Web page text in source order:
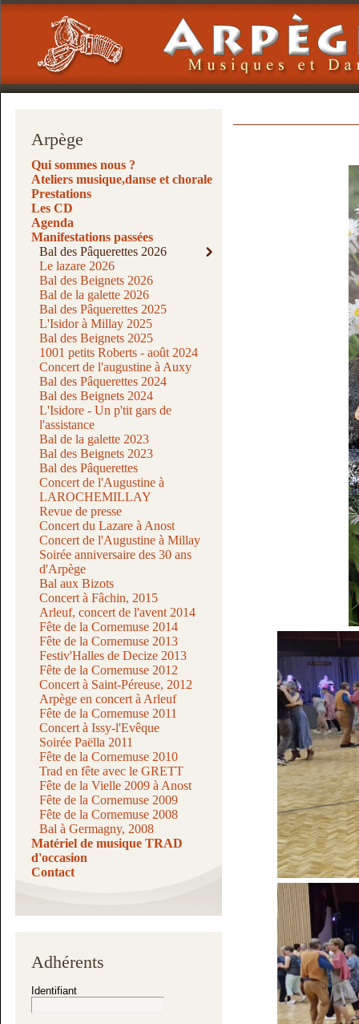
Arpège
Qui sommes nous ?
Ateliers musique,danse et chorale
Prestations
Les CD
Agenda
Manifestations passées
Bal des Pâquerettes 2026
Le lazare 2026
Bal des Beignets 2026
Bal de la galette 2026
Bal des Pâquerettes 2025
L'Isidor à Millay 2025
Bal des Beignets 2025
1001 petits Roberts - août 2024
Concert de l'augustine à Auxy
Bal des Pâquerettes 2024
Bal des Beignets 2024
L'Isidore - Un p'tit gars de
l'assistance
Bal de la galette 2023
Bal des Beignets 2023
Bal des Pâquerettes
Concert de l'Augustine à
LAROCHEMILLAY
Revue de presse
Concert du Lazare à Anost
Concert de l'Augustine à Millay
Soirée anniversaire des 30 ans
d'Arpège
Bal aux Bizots
Concert à Fâchin, 2015
Arleuf, concert de l'avent 2014
Fête de la Cornemuse 2014
Fête de la Cornemuse 2013
Festiv'Halles de Decize 2013
Fête de la Cornemuse 2012
Concert à Saint-Péreuse, 2012
Arpège en concert à Arleuf
Fête de la Cornemuse 2011
Concert à Issy-l'Evêque
Soirée Paëlla 2011
Fête de la Cornemuse 2010
Trad en fête avec le GRETT
Fête de la Vielle 2009 à Anost
Fête de la Cornemuse 2009
Fête de la Cornemuse 2008
Bal à Germagny, 2008
Matériel de musique TRAD
d'occasion
Contact
Adhérents
Identifiant